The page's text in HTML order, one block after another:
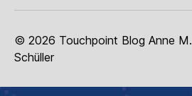
© 2026 Touchpoint Blog Anne M.
Schüller